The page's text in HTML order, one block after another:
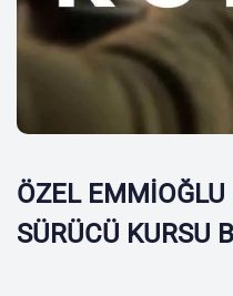
ÖZEL
SÜRÜCÜ KURSU